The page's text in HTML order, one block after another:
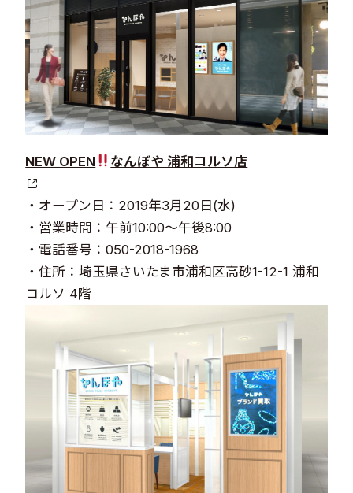
NEW OPEN なんぼや 浦和コルソ店
・オープン日：2019年3月20日(水)
・営業時間：午前10:00～午後8:00
・電話番号：050-2018-1968
・住所：埼玉県さいたま市浦和区高砂1-12-1 浦和
コルソ 4階